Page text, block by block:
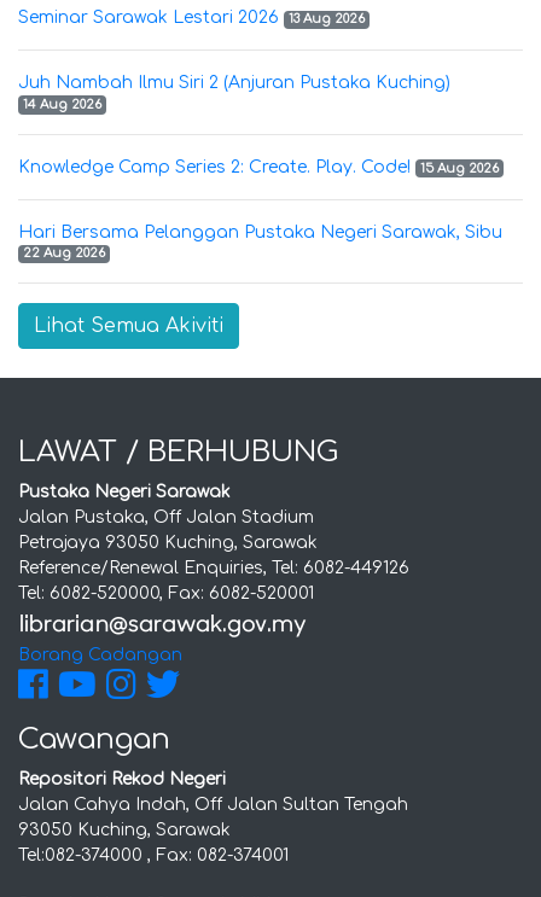
Seminar Sarawak Lestari 2026 13 Aug 2026
Juh Nambah Ilmu Siri 2 (Anjuran Pustaka Kuching)
14 Aug 2026
Knowledge Camp Series 2: Create. Play. Code! 15 Aug 2026
Hari Bersama Pelanggan Pustaka Negeri Sarawak, Sibu
22 Aug 2026
Lihat Semua Akiviti
LAWAT / BERHUBUNG
Pustaka Negeri Sarawak
Jalan Pustaka, Off Jalan Stadium
Petrajaya 93050 Kuching, Sarawak
Reference/Renewal Enquiries, Tel: 6082-449126
Tel: 6082-520000, Fax: 6082-520001
Borang Cadangan
Cawangan
Repositori Rekod Negeri
Jalan Cahya Indah, Off Jalan Sultan Tengah
93050 Kuching, Sarawak
Tel:082-374000 , Fax: 082-374001